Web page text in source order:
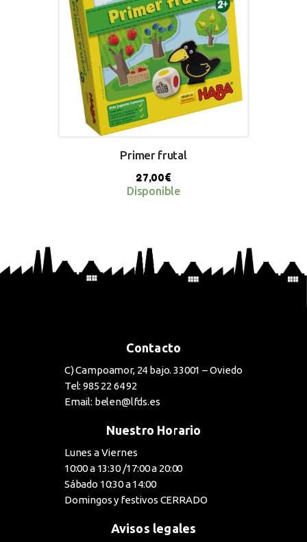
Primer frutal
27,00€
Disponible
Contacto
C) Campoamor, 24 bajo. 33001 – Oviedo
Tel: 985 22 64 92
Email: belen@lfds.es
Nuestro Horario
Lunes a Viernes
10:00 a 13:30 /17:00 a 20:00
Sábado 10:30 a 14:00
Domingos y festivos CERRADO
Avisos legales